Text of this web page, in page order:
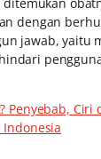
dengan
jawab, yaitu
Penyebab, Ciri